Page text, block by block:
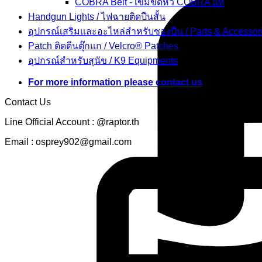
Handgun Lights / ไฟฉายติดปืนสั้น
อุปกรณ์เสริมและอะไหล่สำหรับซองปืน / Parts &
Patch ติดตีนตุ๊กแก / Velcro® Patches
อุปกรณ์สำหรับสุนัข / K9 Equipments
For more information please contact us
Contact Us
Line Official Account : @raptor.th
Email : osprey902@gmail.com